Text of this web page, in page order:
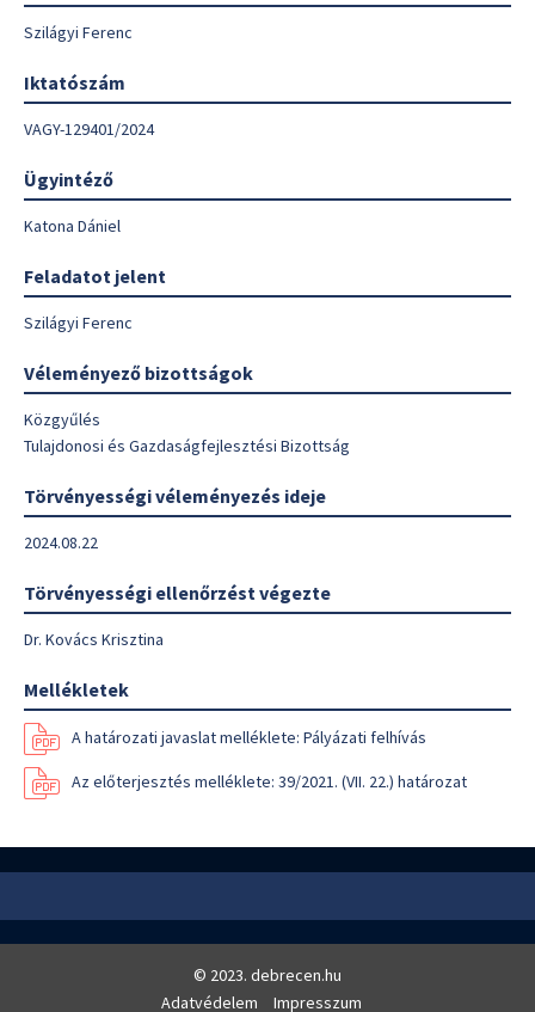
Szilágyi Ferenc
Iktatószám
VAGY-129401/2024
Ügyintéző
Katona Dániel
Feladatot jelent
Szilágyi Ferenc
Véleményező bizottságok
Közgyűlés
Tulajdonosi és Gazdaságfejlesztési Bizottság
Törvényességi véleményezés ideje
2024.08.22
Törvényességi ellenőrzést végezte
Dr. Kovács Krisztina
Mellékletek
A határozati javaslat melléklete: Pályázati felhívás
Az előterjesztés melléklete: 39/2021. (VII. 22.) határozat
© 2023. debrecen.hu
Adatvédelem
Impresszum